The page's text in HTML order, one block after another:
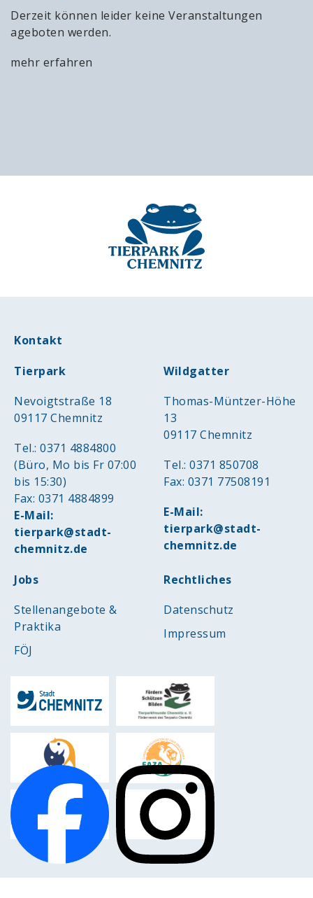
Derzeit können leider keine Veranstaltungen
ageboten werden.
mehr erfahren
Kontakt
Tierpark
Nevoigtstraße 18
09117 Chemnitz
Tel.: 0371 4884800
(Büro, Mo bis Fr 07:00
bis 15:30)
Fax: 0371 4884899
E-Mail:
tierpark@stadt-
chemnitz.de
Wildgatter
Thomas-Müntzer-Höhe
13
09117 Chemnitz
Tel.: 0371 850708
Fax: 0371 77508191
E-Mail:
tierpark@stadt-
chemnitz.de
Jobs
Stellenangebote &
Praktika
FÖJ
Rechtliches
Datenschutz
Impressum